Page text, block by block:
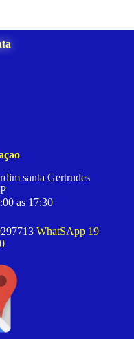
santa Gertrudes
as 17:30
WhatSApp 19